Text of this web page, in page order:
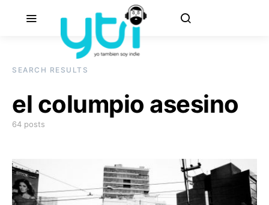
SEARCH RESULTS
el columpio asesino
64 posts